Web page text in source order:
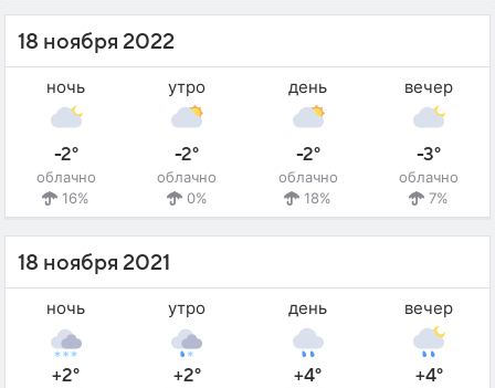
18 ноября 2022
ночь
-2°
облачно
16%
утро
-2°
облачно
0%
день
-2°
облачно
18%
вечер
-3°
облачно
7%
18 ноября 2021
ночь
+2°
утро
+2°
день
+4°
вечер
+4°